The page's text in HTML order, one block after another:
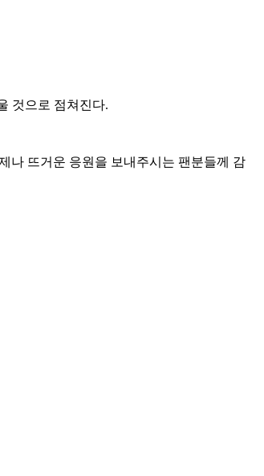
것으로 점쳐진다.
나 뜨거운 응원을 보내주시는 팬분들께 감